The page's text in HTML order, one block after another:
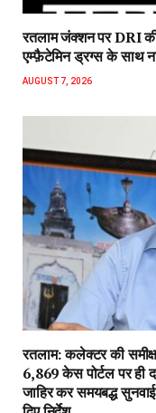
रतलाम जंक्शन पर DRI
एम्फ़ैटेमिन ड्रग्स के साथ
AUGUST 7, 2026
रतलाम: कलेक्टर की
6,869 केस पोर्टल पर ही
जाहिर कर समयबद्ध